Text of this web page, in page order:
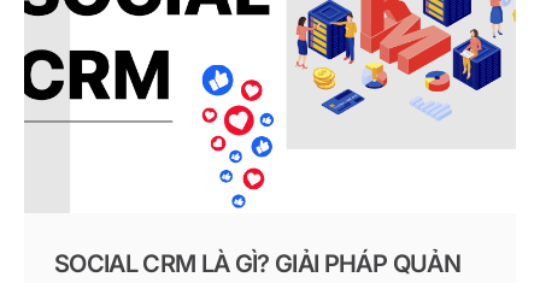
SOCIAL CRM LÀ GÌ? GIẢI PHÁP QUẢN